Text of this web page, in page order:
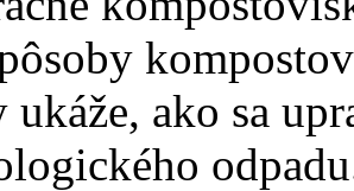
ako sa